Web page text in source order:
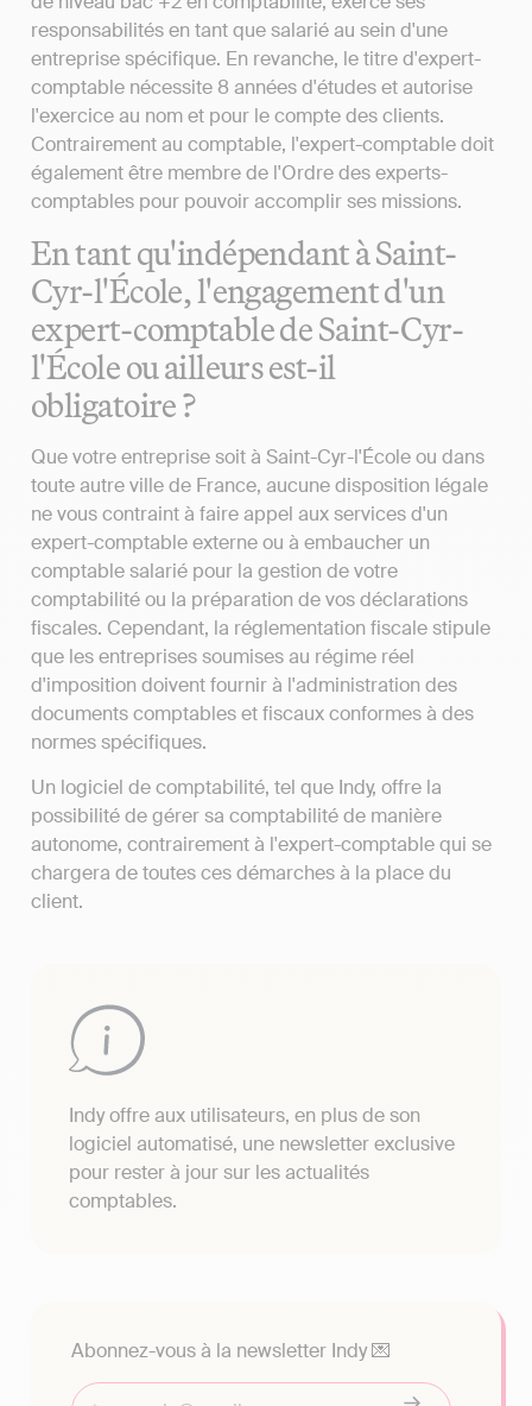
responsabilités en tant que salarié au sein d'une
entreprise spécifique. En revanche, le titre d'expert-
comptable nécessite 8 années d'études et autorise
l'exercice au nom et pour le compte des clients.
Contrairement au comptable, l'expert-comptable doit
également être membre de l'Ordre des experts-
comptables pour pouvoir accomplir ses missions.
En tant qu'indépendant à Saint-
Cyr-l'École, l'engagement d'un
expert-comptable de Saint-Cyr-
l'École ou ailleurs est-il
obligatoire ?
Que votre entreprise soit à Saint-Cyr-l'École ou dans
toute autre ville de France, aucune disposition légale
ne vous contraint à faire appel aux services d'un
expert-comptable externe ou à embaucher un
comptable salarié pour la gestion de votre
comptabilité ou la préparation de vos déclarations
fiscales. Cependant, la réglementation fiscale stipule
que les entreprises soumises au régime réel
d'imposition doivent fournir à l'administration des
documents comptables et fiscaux conformes à des
normes spécifiques.
Un logiciel de comptabilité, tel que Indy, offre la
possibilité de gérer sa comptabilité de manière
autonome, contrairement à l'expert-comptable qui se
chargera de toutes ces démarches à la place du
client.
Indy offre aux utilisateurs, en plus de son
logiciel automatisé, une newsletter exclusive
pour rester à jour sur les actualités
comptables.
Abonnez-vous à la newsletter Indy 💌